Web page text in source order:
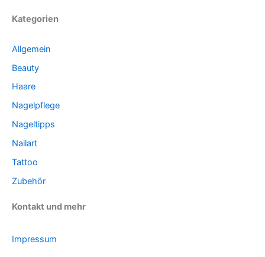
Kategorien
Allgemein
Beauty
Haare
Nagelpflege
Nageltipps
Nailart
Tattoo
Zubehör
Kontakt und mehr
Impressum